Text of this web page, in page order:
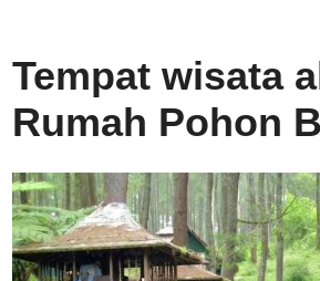
Tempat wisata
Rumah Pohon